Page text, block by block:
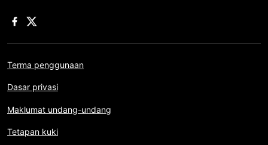
Terma penggunaan
Dasar privasi
Maklumat undang-undang
Tetapan kuki